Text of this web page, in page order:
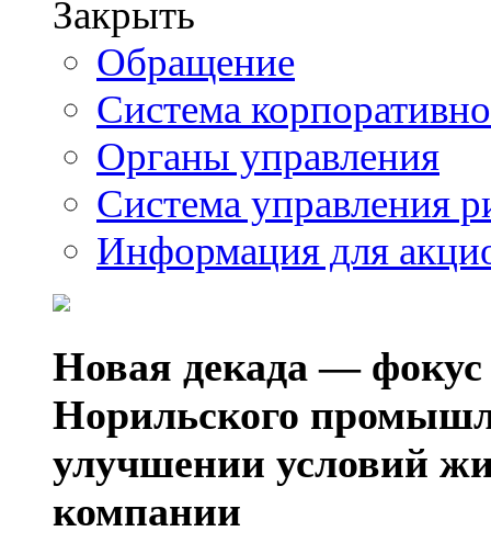
Закрыть
Обращение
Система
Органы управления
Система управления
Информация для
Новая декада — фокус
Норильского
улучшении условий
компании